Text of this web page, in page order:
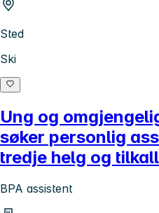
Sted
Ski
Ung og
søker personlig
tredje helg og
BPA assistent